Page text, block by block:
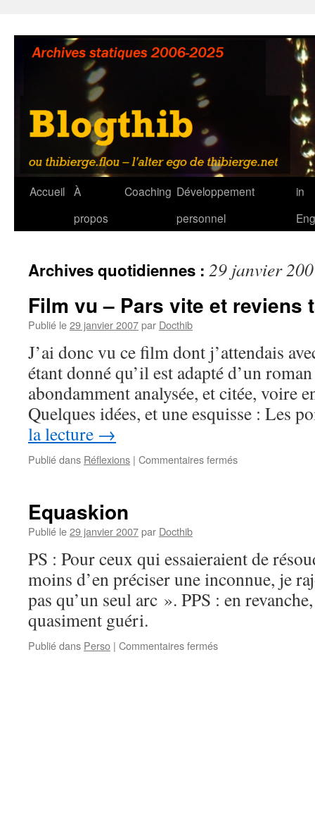
contenu
Accueil À
propos
Coaching Développement
personnel
in
Archives quotidiennes : 29 janvier
Film vu – Pars vite et reviens
Publié le29 janvier 2007par Docthib
J’ai donc vu ce film dont j’attendais
étant donné qu’il est adapté d’un
abondamment analysée, et citée, voire
Quelques idées, et une esquisse : Les
la lecture →
Publié dans Réflexions | Commentaires ferméssur
reviens
Equaskion
Publié le29 janvier 2007par Docthib
PS : Pour ceux qui essaieraient de
moins d’en préciser une inconnue, je
pas qu’un seul arc ». PPS : en
quasiment guéri.
Publié dans Perso | Commentaires ferméssur